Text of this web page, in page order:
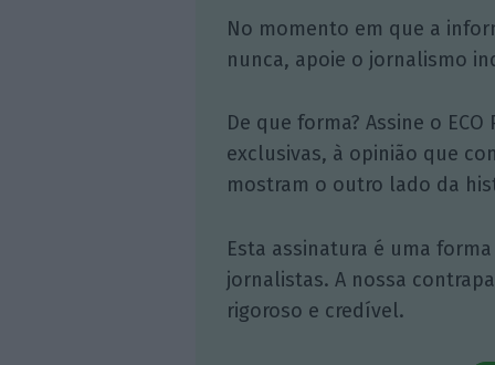
No momento em que a
nunca, apoie o jornalismo
De que forma? Assine o
exclusivas, à opinião que
mostram o outro lado da
Esta assinatura é uma
jornalistas. A nossa
rigoroso e credível.